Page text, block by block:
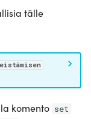
tälle
komento set